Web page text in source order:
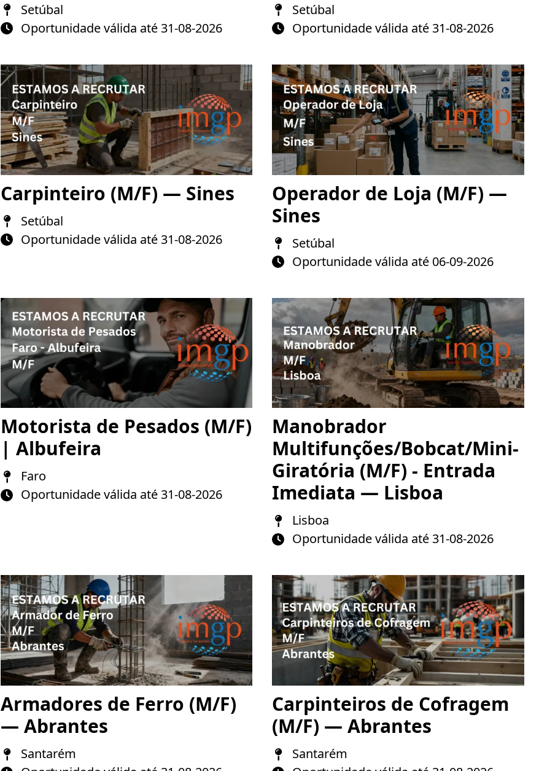
Setúbal
Oportunidade válida até 31-08-2026
Setúbal
Oportunidade válida até 31-08-2026
Carpinteiro (M/F) — Sines
Setúbal
Oportunidade válida até 31-08-2026
Operador de Loja (M/F) —
Sines
Setúbal
Oportunidade válida até 06-09-2026
Motorista de Pesados (M/F)
| Albufeira
Faro
Oportunidade válida até 31-08-2026
Manobrador
Multifunções/Bobcat/Mini-
Giratória (M/F) - Entrada
Imediata — Lisboa
Lisboa
Oportunidade válida até 31-08-2026
Armadores de Ferro (M/F)
— Abrantes
Santarém
Carpinteiros de Cofragem
(M/F) — Abrantes
Santarém